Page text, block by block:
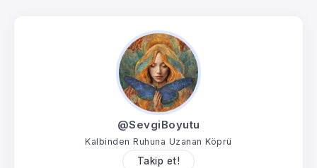
@SevgiBoyutu
Kalbinden Ruhuna Uzanan Köprü
Takip et!